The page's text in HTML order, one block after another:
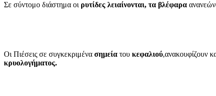
Σε σύντομο διάστημα οι ρυτίδες λειαίνονται, τα βλέφαρα
Οι Πιέσεις σε συγκεκριμένα σημεία του κεφαλιού,ανακουφίζουν
κρυολογήματος.